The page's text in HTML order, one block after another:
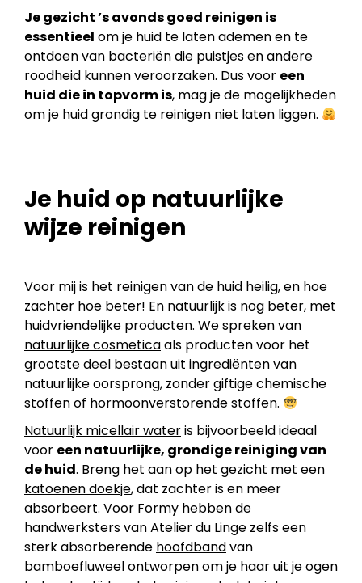
Je gezicht ’s avonds goed reinigen is
essentieel om je huid te laten ademen en te
ontdoen van bacteriën die puistjes en andere
roodheid kunnen veroorzaken. Dus voor een
huid die in topvorm is, mag je de mogelijkheden
om je huid grondig te reinigen niet laten liggen.
Je huid op natuurlijke
wijze reinigen
Voor mij is het reinigen van de huid heilig, en hoe
zachter hoe beter! En natuurlijk is nog beter, met
huidvriendelijke producten. We spreken van
natuurlijke cosmeticaals producten voor het
grootste deel bestaan uit ingrediënten van
natuurlijke oorsprong, zonder giftige chemische
stoffen of hormoonverstorende stoffen.
Natuurlijk micellair wateris bijvoorbeeld ideaal
voor een natuurlijke, grondige reiniging van
de huid. Breng het aan op het gezicht met een
katoenen doekje, dat zachter is en meer
absorbeert. Voor Formy hebben de
handwerksters van Atelier du Linge zelfs een
sterk absorberende hoofdbandvan
bamboefluweel ontworpen om je haar uit je ogen